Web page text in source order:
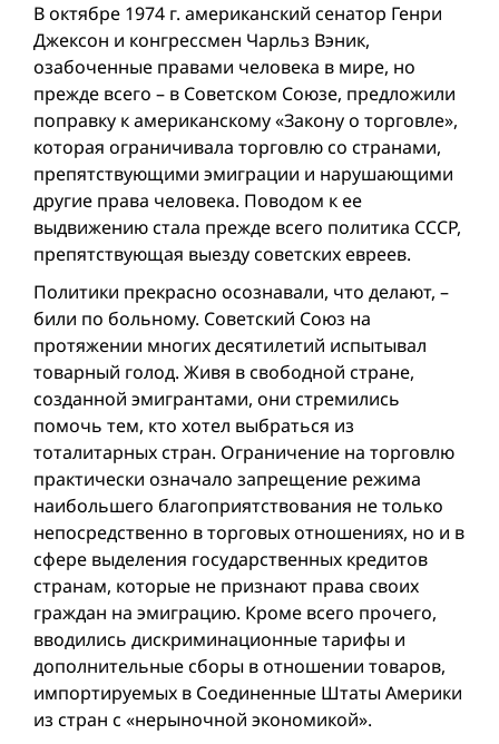
В октябре 1974 г. американский сенатор Генри
Джексон и конгрессмен Чарльз Вэник,
озабоченные правами человека в мире, но
прежде всего – в Советском Союзе, предложили
поправку к американскому «Закону о торговле»,
которая ограничивала торговлю со странами,
препятствующими эмиграции и нарушающими
другие права человека. Поводом к ее
выдвижению стала прежде всего политика СССР,
препятствующая выезду советских евреев.
Политики прекрасно осознавали, что делают, –
били по больному. Советский Союз на
протяжении многих десятилетий испытывал
товарный голод. Живя в свободной стране,
созданной эмигрантами, они стремились
помочь тем, кто хотел выбраться из
тоталитарных стран. Ограничение на торговлю
практически означало запрещение режима
наибольшего благоприятствования не только
непосредственно в торговых отношениях, но и в
сфере выделения государственных кредитов
странам, которые не признают права своих
граждан на эмиграцию. Кроме всего прочего,
вводились дискриминационные тарифы и
дополнительные сборы в отношении товаров,
импортируемых в Соединенные Штаты Америки
из стран с «нерыночной экономикой».